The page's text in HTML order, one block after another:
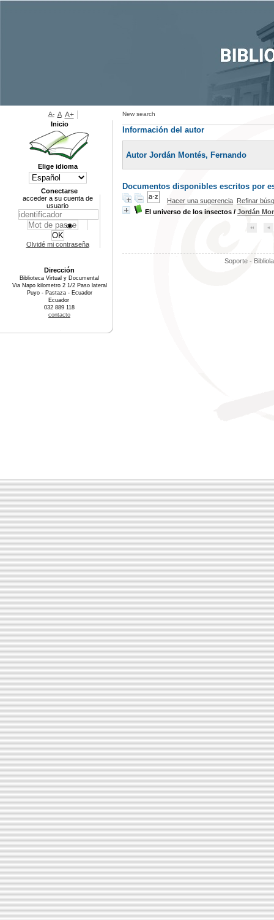
New search
Información del autor
Autor Jordán Montés, Fernando
Documentos disponibles escritos por
Hacer una sugerencia Refinar
El universo de los insectos / Jordán
Soporte -
A- A A+
Inicio
Elige idioma
Conectarse
acceder a su cuenta de
usuario
Olvidé mi contraseña
Dirección
Biblioteca Virtual y Documental
Via Napo kilometro 2 1/2 Paso lateral
Puyo - Pastaza - Ecuador
Ecuador
032 889 118
contacto